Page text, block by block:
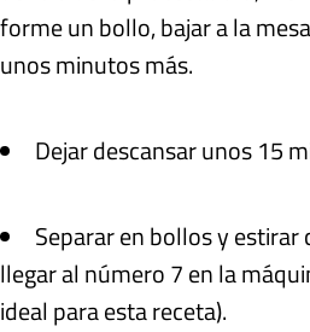
forme un bollo, bajar a la
unos minutos más.
Dejar descansar unos 15
Separar en bollos y
llegar al número 7 en la
ideal para esta receta).